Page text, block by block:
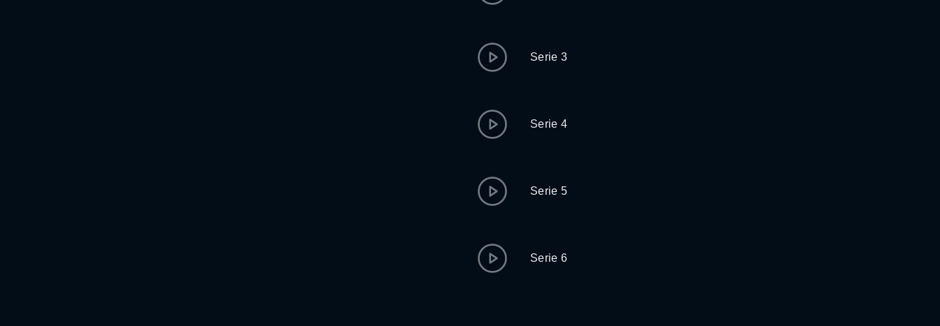
Serie 3
Serie 4
Serie 5
Serie 6